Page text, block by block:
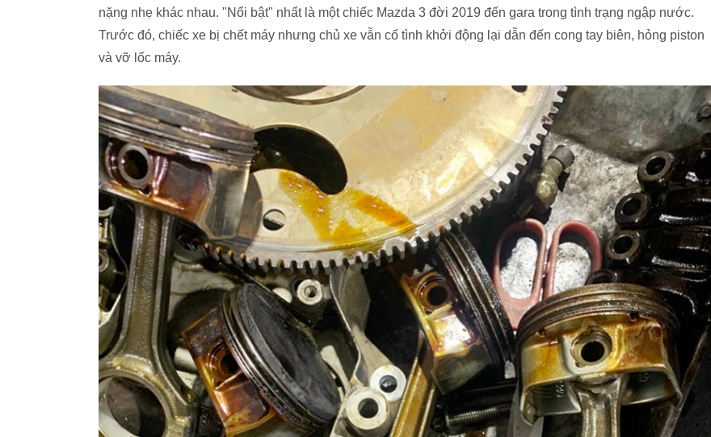
nặng nhẹ khác nhau. "Nổi bật" nhất là một chiếc Mazda 3 đời 2019 đến gara trong tình trạng ngập nước.
Trước đó, chiếc xe bị chết máy nhưng chủ xe vẫn cố tình khởi động lại dẫn đến cong tay biên, hỏng piston
và vỡ lốc máy.